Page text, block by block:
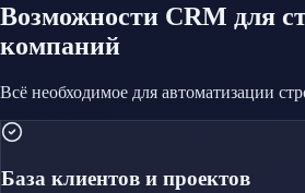
Возможности CRM для
компаний
Всё необходимое для автоматизации
База клиентов и проектов